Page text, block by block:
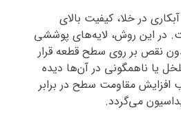
در خلا، کیفیت بالای
در این روش، لایه‌های پوششی
نقص بر روی سطح قطعه قرار
یا ناهمگونی در آن‌ها دیده
مقاومت سطح در برابر
می‌گردد.